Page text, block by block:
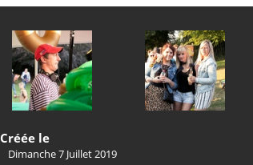
Créée le
Dimanche 7 Juillet 2019